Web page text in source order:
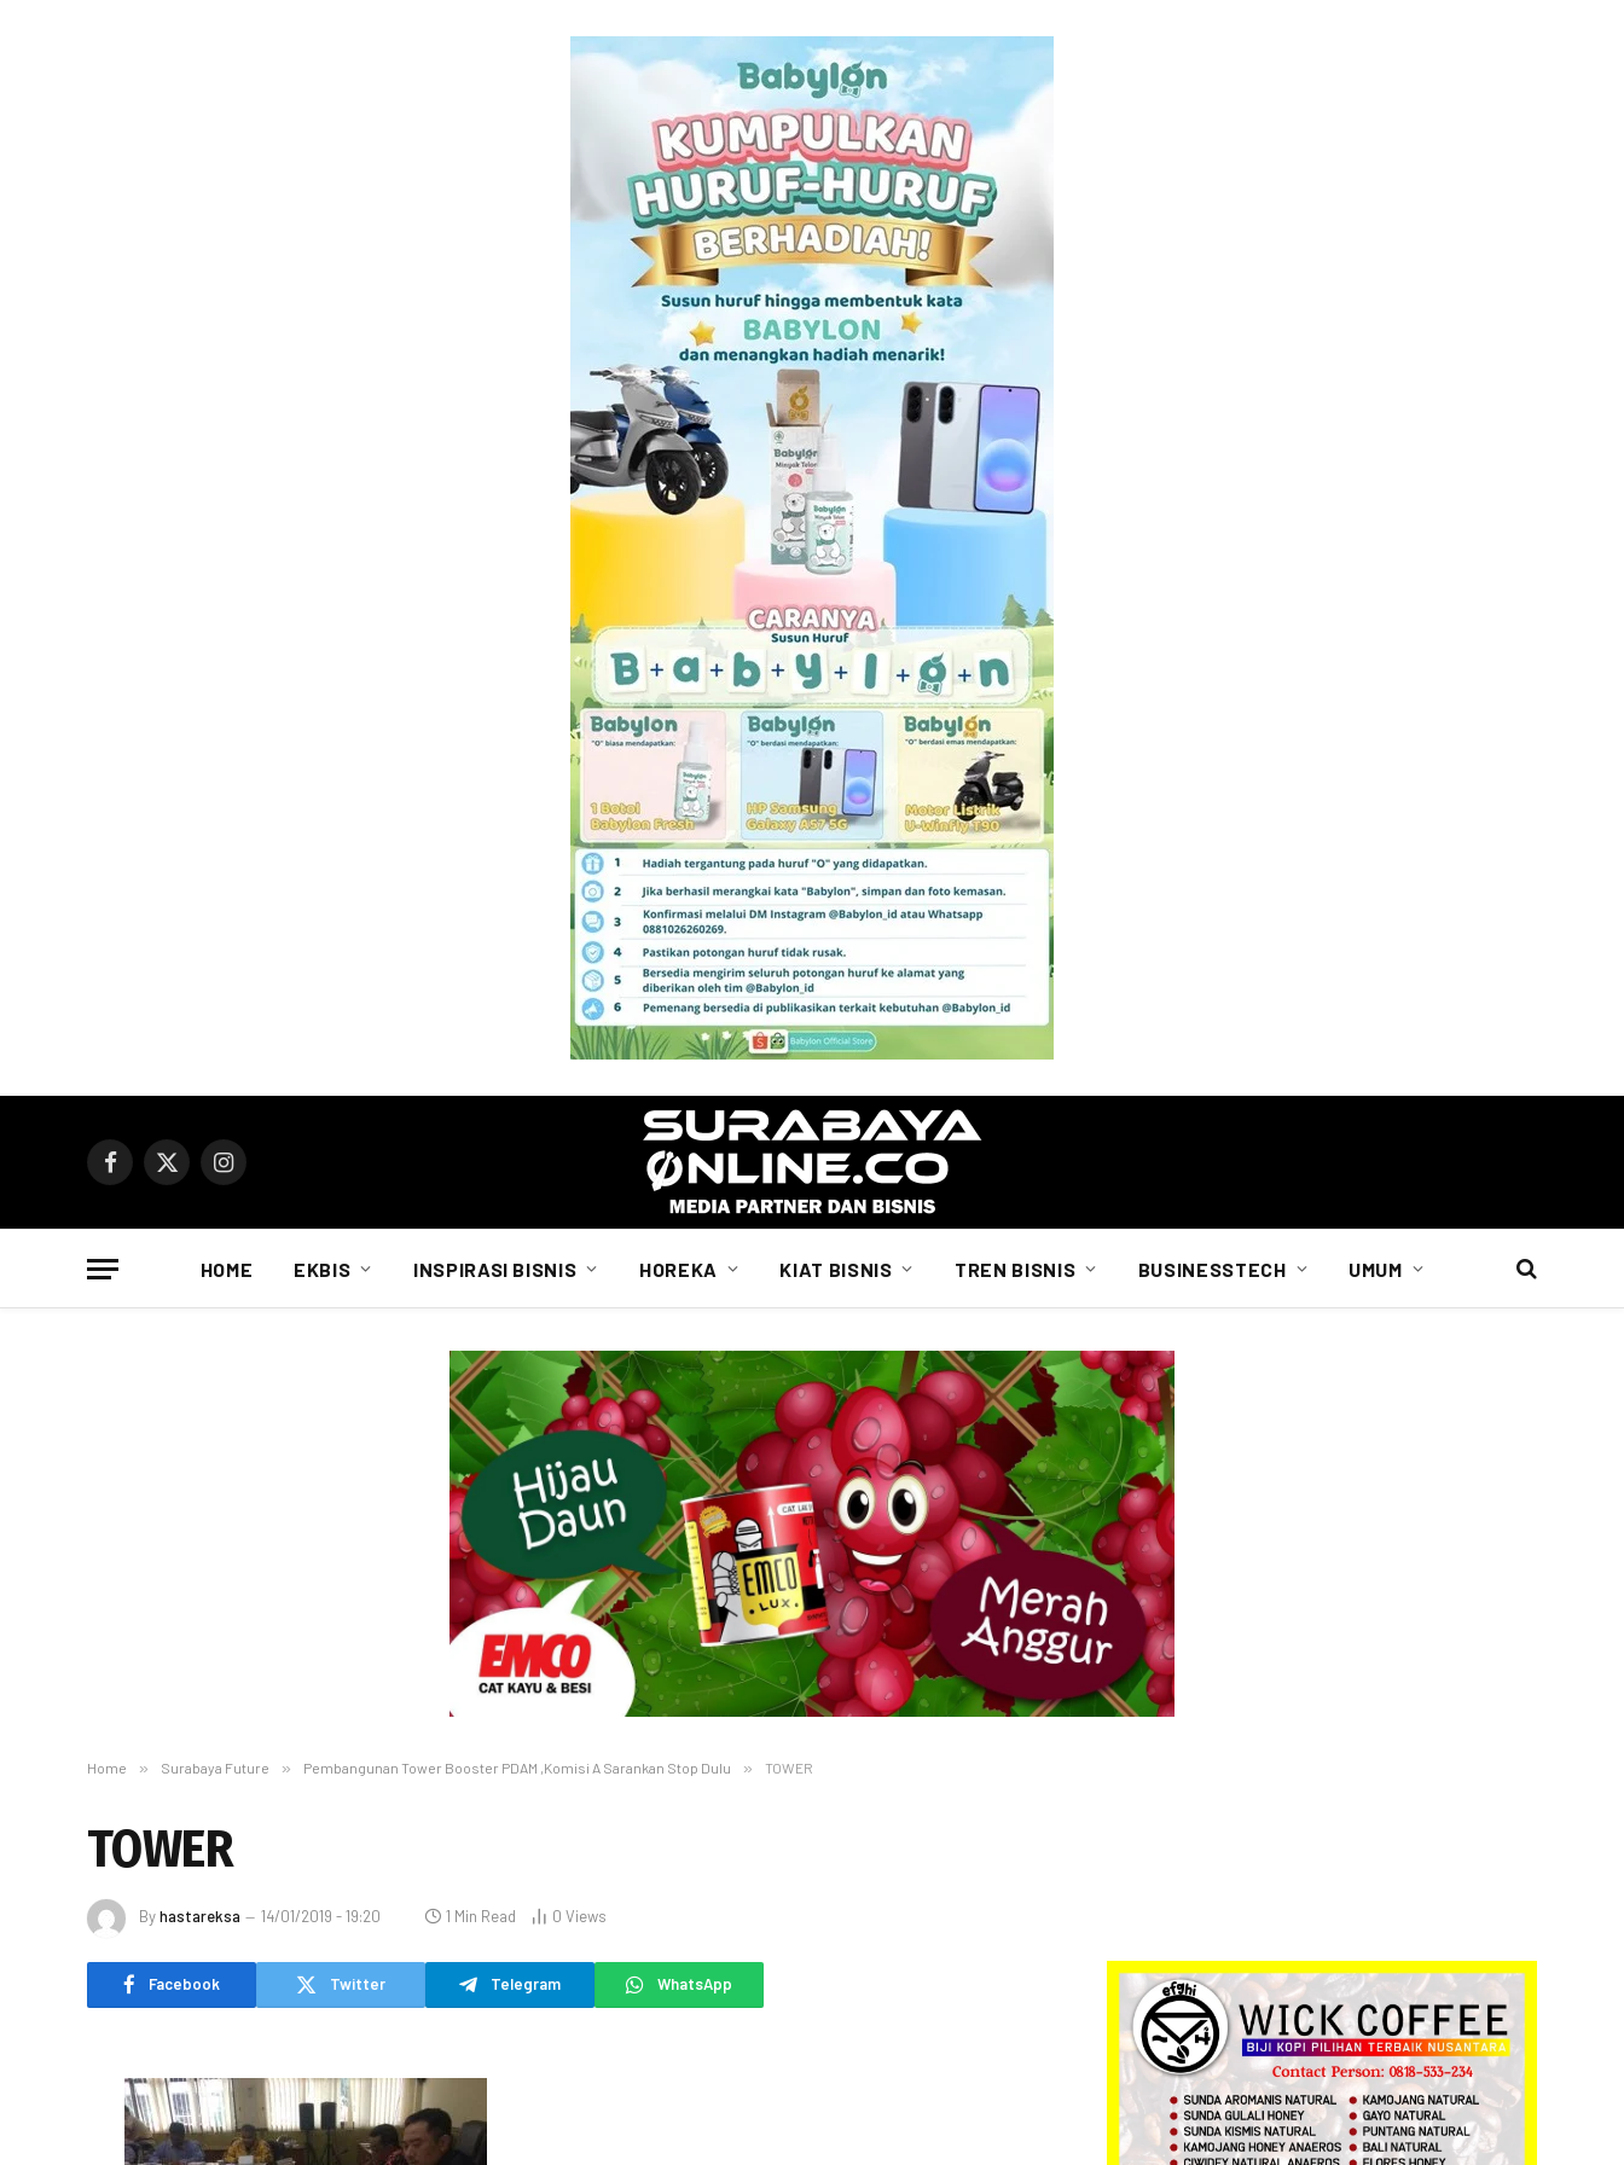
Facebook
X
Instagram
HOME EKBIS INSPIRASI BISNIS HOREKA KIAT BISNIS TREN BISNIS BUSINESSTECH UMUM
Home » Surabaya Future » Pembangunan Tower Booster PDAM ,Komisi A Sarankan Stop Dulu » TOWER
TOWER
Byhastareksa 14/01/2019 - 19:20 1 Min Read 0 Views
Facebook Twitter Telegram WhatsApp